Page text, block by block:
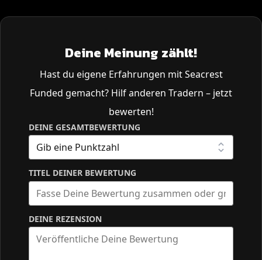
Deine Meinung zählt!
Hast du eigene Erfahrungen mit Seacrest
Funded gemacht? Hilf anderen Tradern – jetzt
bewerten!
DEINE GESAMTBEWERTUNG
TITEL DEINER BEWERTUNG
DEINE REZENSION